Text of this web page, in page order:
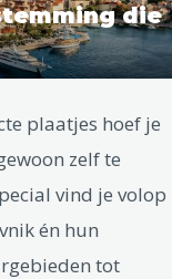
die
plaatjes hoef je
zelf te
vind je volop
én hun
tot